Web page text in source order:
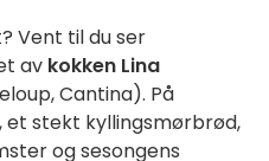
Vent til du ser
av kokken Lina
Cantina). På
, et stekt kyllingsmørbrød,
og sesongens